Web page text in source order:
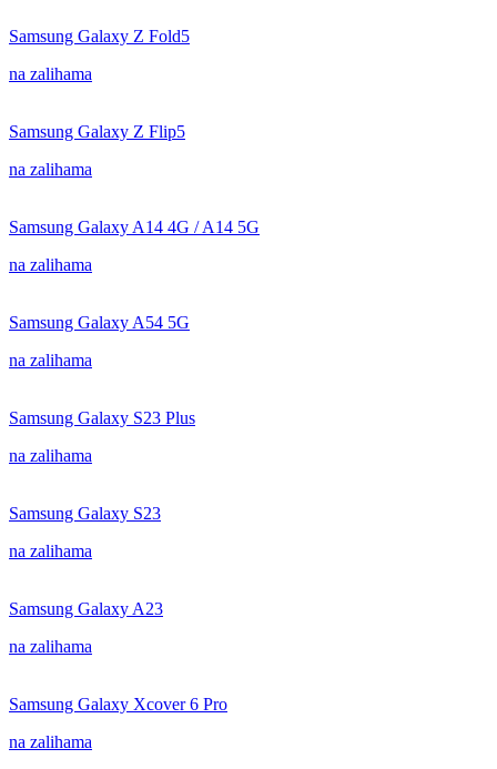
Samsung Galaxy Z Fold5
na zalihama
Samsung Galaxy Z Flip5
na zalihama
Samsung Galaxy A14 4G / A14 5G
na zalihama
Samsung Galaxy A54 5G
na zalihama
Samsung Galaxy S23 Plus
na zalihama
Samsung Galaxy S23
na zalihama
Samsung Galaxy A23
na zalihama
Samsung Galaxy Xcover 6 Pro
na zalihama